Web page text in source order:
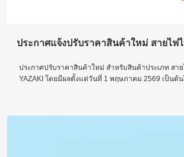
ประกาศแจ้งปรับราคาสินค้าใหม่ สายไฟ
ประกาศปรับราคาสินค้าใหม่ สำหรับสินค้าประเภท สา
YAZAKI โดยมีผลตั้งแต่วันที่ 1 พฤษภาคม 2569 เป็นต้น